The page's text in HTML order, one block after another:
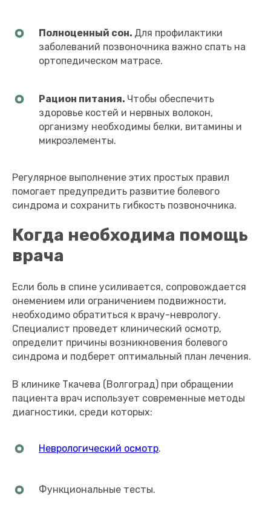
Полноценный сон. Для профилактики
заболеваний позвоночника важно спать на
ортопедическом матрасе.
Рацион питания. Чтобы обеспечить
здоровье костей и нервных волокон,
организму необходимы белки, витамины и
микроэлементы.
Регулярное выполнение этих простых правил
помогает предупредить развитие болевого
синдрома и сохранить гибкость позвоночника.
Когда необходима помощь
врача
Если боль в спине усиливается, сопровождается
онемением или ограничением подвижности,
необходимо обратиться к врачу-неврологу.
Специалист проведет клинический осмотр,
определит причины возникновения болевого
синдрома и подберет оптимальный план лечения.
В клинике Ткачева (Волгоград) при обращении
пациента врач использует современные методы
диагностики, среди которых:
Неврологический осмотр.
Функциональные тесты.